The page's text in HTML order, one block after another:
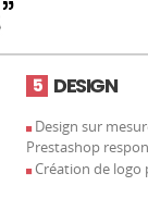
5 DESIGN
Design sur
Prestashop
Création de logo